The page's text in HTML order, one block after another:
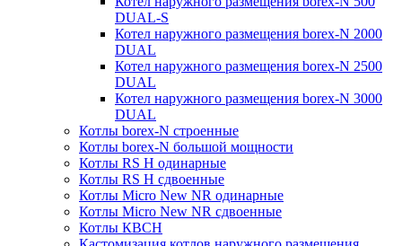
DUAL-S
Котел наружного размещения borex-N 2000
DUAL
Котел наружного размещения borex-N 2500
DUAL
Котел наружного размещения borex-N 3000
DUAL
Котлы borex-N строенные
Котлы borex-N большой мощности
Котлы RS H одинарные
Котлы RS H сдвоенные
Котлы Micro New NR одинарные
Котлы Micro New NR сдвоенные
Котлы КВСН